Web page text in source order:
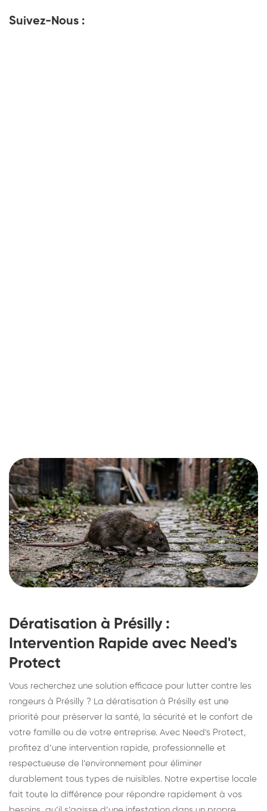
Suivez-Nous :
Dératisation à Présilly :
Intervention Rapide avec Need's
Protect
Vous recherchez une solution efficace pour lutter contre les
rongeurs à Présilly ? La dératisation à Présilly est une
priorité pour préserver la santé, la sécurité et le confort de
votre famille ou de votre entreprise. Avec Need's Protect,
profitez d’une intervention rapide, professionnelle et
respectueuse de l’environnement pour éliminer
durablement tous types de nuisibles. Notre expertise locale
fait toute la différence pour répondre rapidement à vos